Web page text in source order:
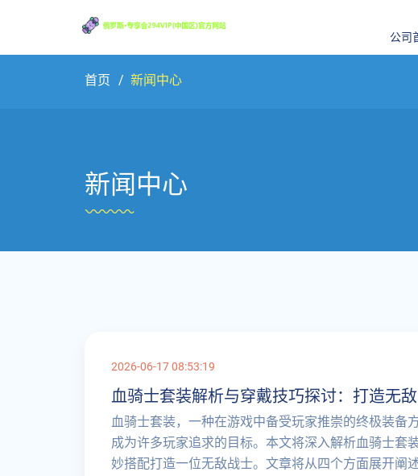
公司
首页 新闻中心
新闻中心
2026-06-17 08:53:19
血骑士套装解析与穿戴技巧探讨：打造无
血骑士套装，一种在游戏中备受玩家推崇的终极装备
成为许多玩家追求的目标。本文将深入解析血骑士套
妙搭配打造一位无敌战士。文章将从四个方面展开阐